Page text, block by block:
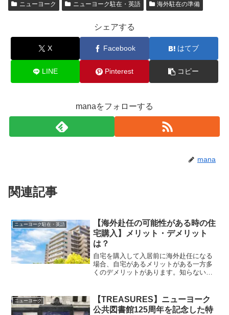
ニューヨーク ニューヨーク駐在・英語 海外駐在の準備
シェアする
X Facebook はてブ
LINE Pinterest コピー
manaをフォローする
mana
関連記事
ニューヨーク駐在・英語
【海外赴任の可能性がある時の住
宅購入】メリット・デメリット
は？
自宅を購入して入居前に海外赴任になる
場合、自宅があるメリットがある一方多
くのデメリットがあります。知らないと
ニューヨーク
【TREASURES】ニューヨーク
公共図書館125周年を記念した特